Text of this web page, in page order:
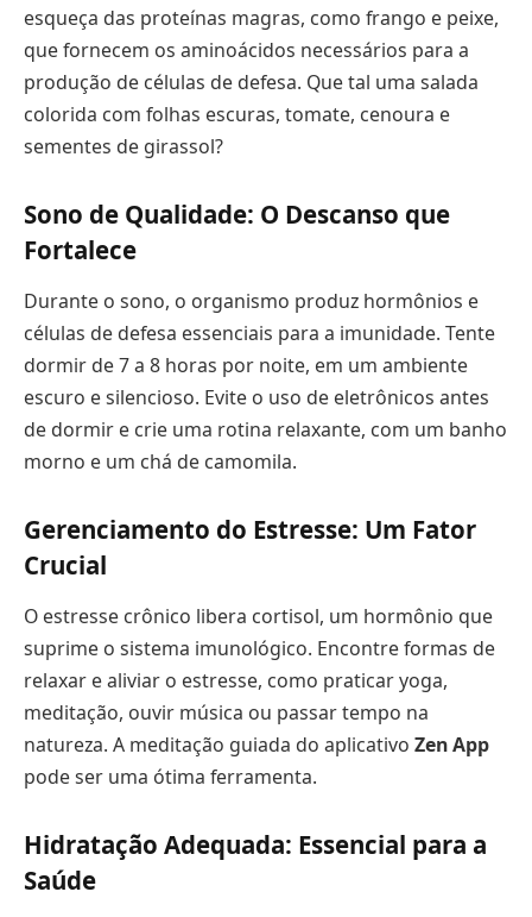
esqueça das proteínas magras, como frango e peixe,
que fornecem os aminoácidos necessários para a
produção de células de defesa. Que tal uma salada
colorida com folhas escuras, tomate, cenoura e
sementes de girassol?
Sono de Qualidade: O Descanso que
Fortalece
Durante o sono, o organismo produz hormônios e
células de defesa essenciais para a imunidade. Tente
dormir de 7 a 8 horas por noite, em um ambiente
escuro e silencioso. Evite o uso de eletrônicos antes
de dormir e crie uma rotina relaxante, com um banho
morno e um chá de camomila.
Gerenciamento do Estresse: Um Fator
Crucial
O estresse crônico libera cortisol, um hormônio que
suprime o sistema imunológico. Encontre formas de
relaxar e aliviar o estresse, como praticar yoga,
meditação, ouvir música ou passar tempo na
natureza. A meditação guiada do aplicativo Zen App
pode ser uma ótima ferramenta.
Hidratação Adequada: Essencial para a
Saúde